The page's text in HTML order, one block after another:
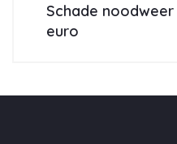
Schade
euro